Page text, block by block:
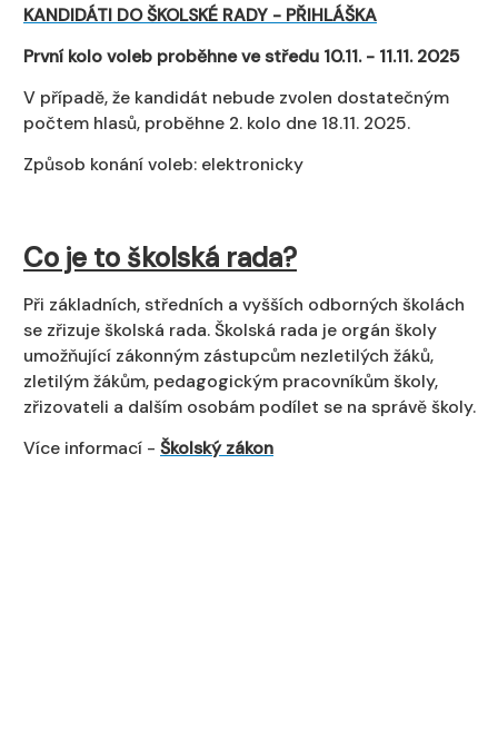
KANDIDÁTI DO ŠKOLSKÉ RADY - PŘIHLÁŠKA
První kolo voleb proběhne ve středu 10.11. - 11.11. 2025
V případě, že kandidát nebude zvolen dostatečným
počtem hlasů, proběhne 2. kolo dne 18.11. 2025.
Způsob konání voleb: elektronicky
Co je to školská rada?
Při základních, středních a vyšších odborných školách
se zřizuje školská rada. Školská rada je orgán školy
umožňující zákonným zástupcům nezletilých žáků,
zletilým žákům, pedagogickým pracovníkům školy,
zřizovateli a dalším osobám podílet se na správě školy.
Více informací - Školský zákon